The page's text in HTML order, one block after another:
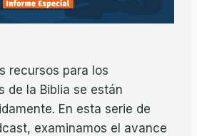
recursos para los
de la Biblia se están
En esta serie de
examinamos el avance